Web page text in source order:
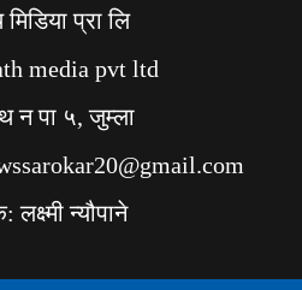
प्रा लि
media pvt ltd
न पा ५, जुम्ला
न्यौपाने